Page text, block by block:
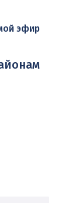
эфир